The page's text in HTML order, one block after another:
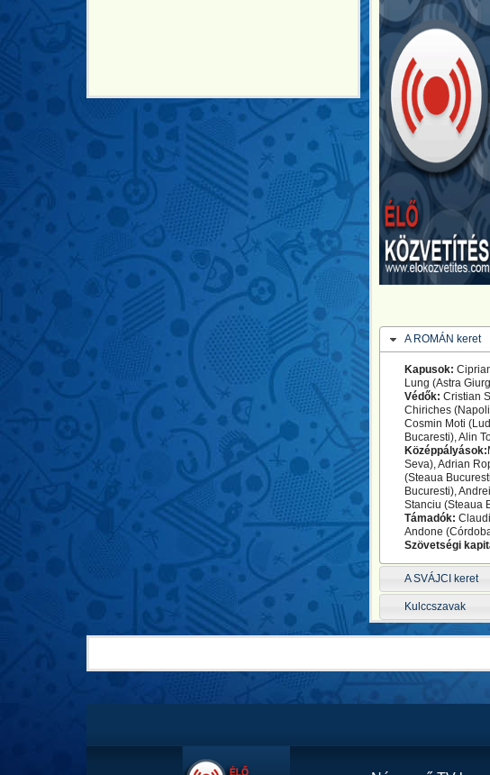
A ROMÁN keret
Kapusok:
Lung (Astra
Védők: Cristian
Chiriches
Cosmin Moti
Bucaresti), Alin
Középpályások:
Seva), Adrian
(Steaua
Bucuresti),
Stanciu (Steaua
Támadók:
Andone
Szövetségi
A SVÁJCI keret
Kulccszavak